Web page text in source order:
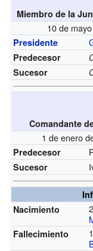
Miembro de la
10 de
Presidente
Predecesor
Sucesor
Comandante
1 de enero
Predecesor
Sucesor
Nacimiento
Fallecimiento